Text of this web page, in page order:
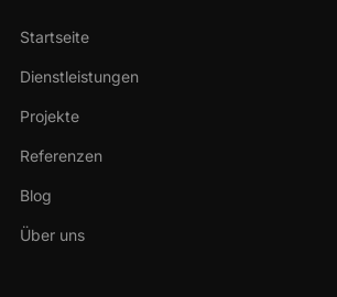
Startseite
Dienstleistungen
Projekte
Referenzen
Blog
Über uns